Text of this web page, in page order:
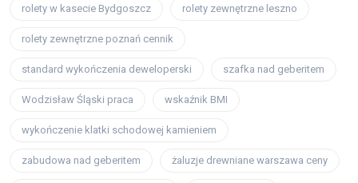
rolety w kasecie Bydgoszcz rolety zewnętrzne leszno
rolety zewnętrzne poznań cennik
standard wykończenia deweloperski szafka nad geberitem
Wodzisław Śląski praca wskaźnik BMI
wykończenie klatki schodowej kamieniem
zabudowa nad geberitem żaluzje drewniane warszawa ceny